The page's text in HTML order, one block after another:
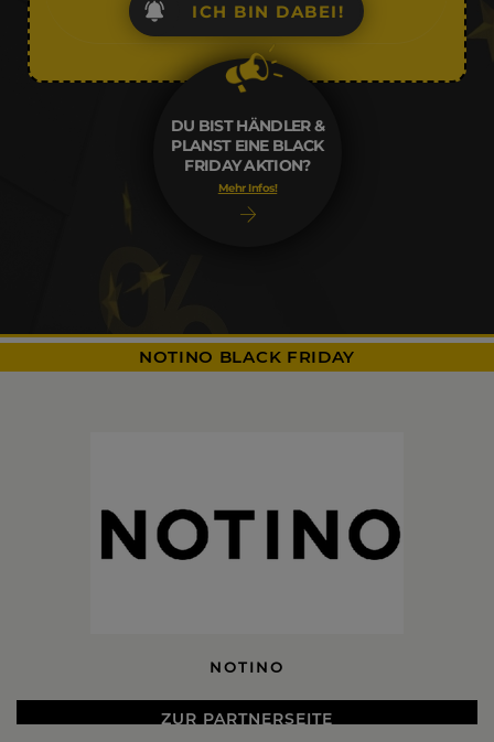
DU BIST HÄNDLER &
PLANST EINE BLACK
FRIDAY AKTION?
Mehr Infos!
ICH BIN DABEI!
NOTINO BLACK FRIDAY
NOTINO
ZUR PARTNERSEITE